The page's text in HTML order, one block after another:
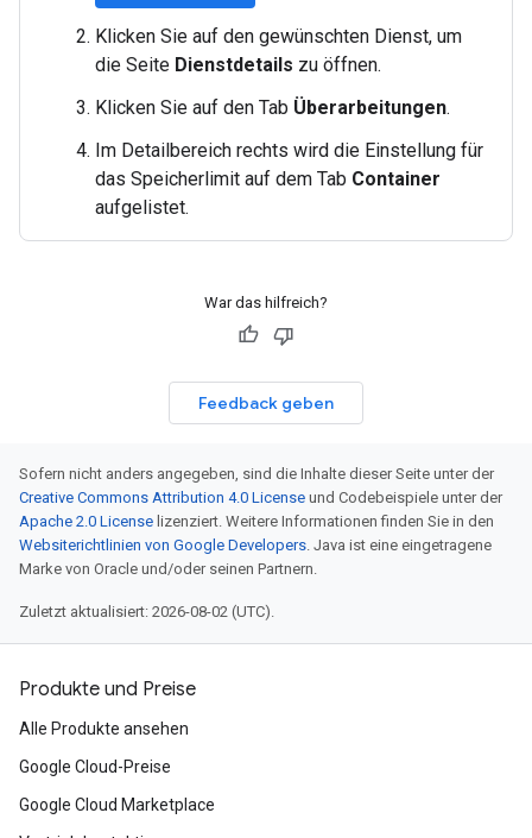
Klicken Sie auf den gewünschten Dienst, um
die Seite Dienstdetails zu öffnen.
Klicken Sie auf den Tab Überarbeitungen.
Im Detailbereich rechts wird die Einstellung für
das Speicherlimit auf dem Tab Container
aufgelistet.
War das hilfreich?
Feedback geben
Sofern nicht anders angegeben, sind die Inhalte dieser Seite unter der
Creative Commons Attribution 4.0 License und Codebeispiele unter der
Apache 2.0 License lizenziert. Weitere Informationen finden Sie in den
Websiterichtlinien von Google Developers. Java ist eine eingetragene
Marke von Oracle und/oder seinen Partnern.
Zuletzt aktualisiert: 2026-08-02 (UTC).
Produkte und Preise
Alle Produkte ansehen
Google Cloud-Preise
Google Cloud Marketplace